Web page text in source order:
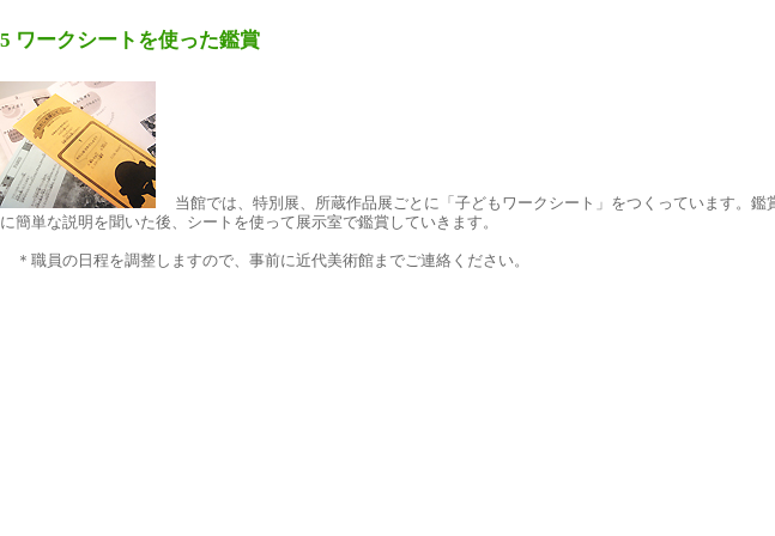
5 ワークシートを使った鑑賞
当館では、特別展、所蔵作品展ごとに「子どもワークシート」をつくっています。
に簡単な説明を聞いた後、シートを使って展示室で鑑賞していきます。
＊職員の日程を調整しますので、事前に近代美術館までご連絡ください。